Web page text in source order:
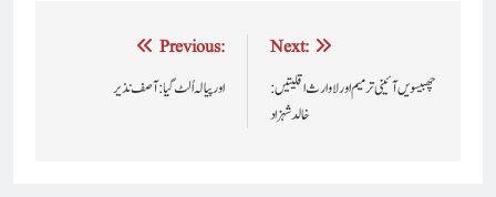
navigation
Previous:
اور پیالہ اُلٹ گیا : آصف نذیر
Next:
چھبیسویں آئینی ترمیم اور لاوارث اقلیتیں :
خالد شہزاد